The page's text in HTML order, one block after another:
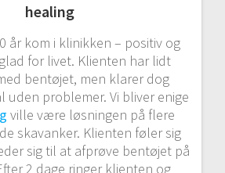
healing
år kom i klinikken – positiv og
for livet. Klienten har lidt
bentøjet, men klarer dog
uden problemer. Vi bliver enige
ville være løsningen på flere
skavanker. Klienten føler sig
sig til at afprøve bentøjet på
2 dage ringer klienten og